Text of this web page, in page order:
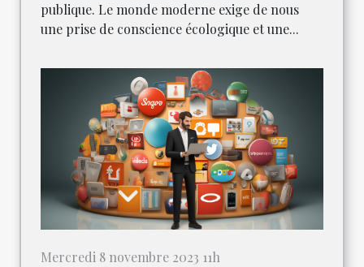
publique. Le monde moderne exige de nous
une prise de conscience écologique et une...
Mercredi 8 novembre 2023 11h